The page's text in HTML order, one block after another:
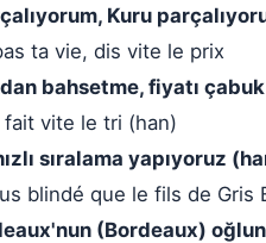
Kuru
ta vie, dis vite le prix
bahsetme, fiyatı
fait vite le tri (han)
sıralama yapıyoruz
blindé que le fils de Gris
(Bordeaux)